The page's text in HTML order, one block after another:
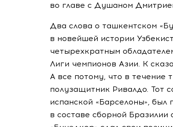
во главе с Душаном
Два слова о ташкентском
в новейшей истории
четырехкратным
Лиги чемпионов Азии. К
А все потому, что в течение
полузащитник Ривалдо. Тот
испанской «Барселоны»,
в составе сборной